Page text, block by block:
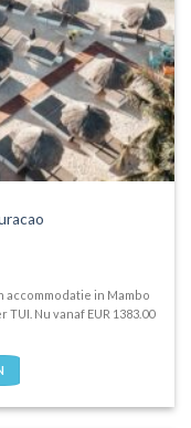
accommodatie in Mambo
Nu vanaf EUR 1383.00